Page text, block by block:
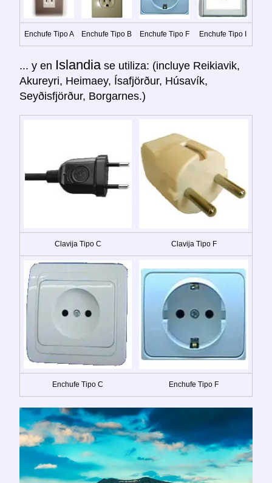
Enchufe Tipo A Enchufe Tipo B Enchufe Tipo F Enchufe Tipo I
... y en Islandia se utiliza: (incluye Reikiavik,
Akureyri, Heimaey, Ísafjörður, Húsavík,
Seyðisfjörður, Borgarnes.)
Clavija Tipo C Clavija Tipo F
Enchufe Tipo C Enchufe Tipo F